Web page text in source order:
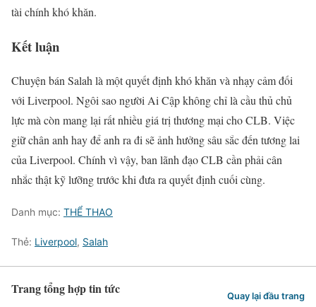
tài chính khó khăn.
Kết luận
Chuyện bán Salah là một quyết định khó khăn và nhạy cảm đối
với Liverpool. Ngôi sao người Ai Cập không chỉ là cầu thủ chủ
lực mà còn mang lại rất nhiều giá trị thương mại cho CLB. Việc
giữ chân anh hay để anh ra đi sẽ ảnh hưởng sâu sắc đến tương lai
của Liverpool. Chính vì vậy, ban lãnh đạo CLB cần phải cân
nhắc thật kỹ lưỡng trước khi đưa ra quyết định cuối cùng.
Danh mục: THỂ THAO
Thẻ: Liverpool, Salah
Trang tổng hợp tin tức Quay lại đầu trang